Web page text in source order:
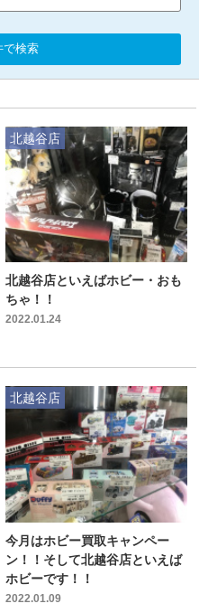
で検索
北越谷店といえばホビー・おも
ちゃ！！
2022.01.24
北越谷店
今月はホビー買取キャンペー
ン！！そして北越谷店といえば
ホビーです！！
2022.01.09
北越谷店